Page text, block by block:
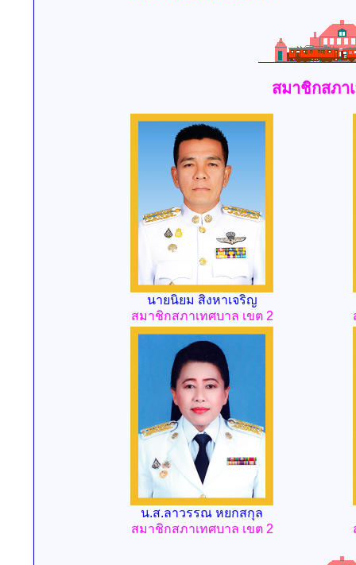
สมาชิกสภา
นายนิยม สิงหาเจริญ
สมาชิกสภาเทศบาล เขต 2
น.ส.ลาวรรณ หยกสกุล
สมาชิกสภาเทศบาล เขต 2